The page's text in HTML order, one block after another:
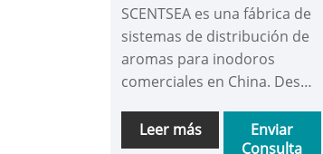
comerciales
SCENTSEA es una fábrica de
sistemas de distribución de
aromas para inodoros
comerciales en China. Desde
años hasta una fábrica de
5.000 metros cuadrados,
Leer más
Enviar
Consulta